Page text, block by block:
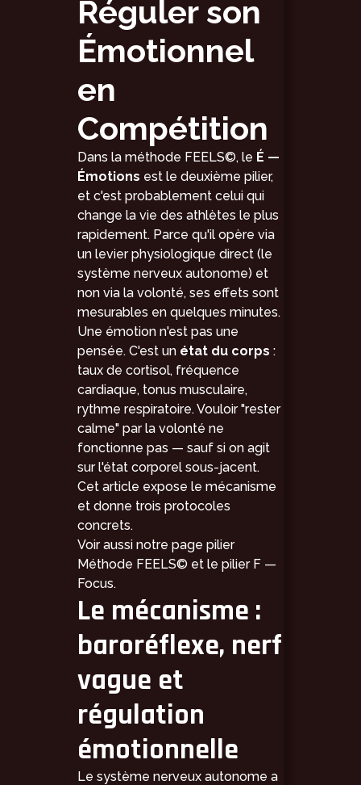
Réguler son
Émotionnel
en
Compétition
Dans la méthode FEELS©, le É —
Émotions est le deuxième pilier,
et c'est probablement celui qui
change la vie des athlètes le plus
rapidement. Parce qu'il opère via
un levier physiologique direct (le
système nerveux autonome) et
non via la volonté, ses effets sont
mesurables en quelques minutes.
Une émotion n'est pas une
pensée. C'est un état du corps :
taux de cortisol, fréquence
cardiaque, tonus musculaire,
rythme respiratoire. Vouloir "rester
calme" par la volonté ne
fonctionne pas — sauf si on agit
sur l'état corporel sous-jacent.
Cet article expose le mécanisme
et donne trois protocoles
concrets.
Voir aussi notre page pilier
Méthode FEELS© et le pilier F —
Focus.
Le mécanisme :
baroréflexe, nerf
vague et
régulation
émotionnelle
Le système nerveux autonome a